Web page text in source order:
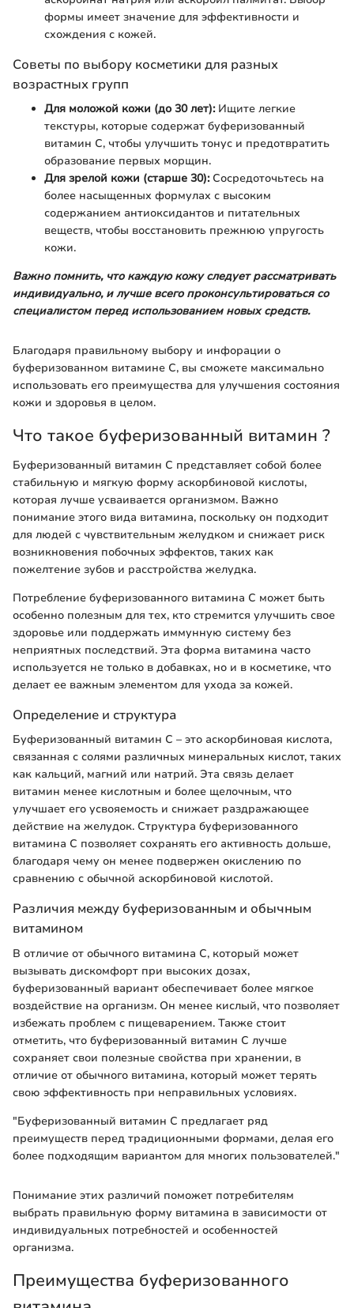
формы имеет значение для эффективности и
схождения с кожей.
Советы по выбору косметики для разных
возрастных групп
Для моложой кожи (до 30 лет):Ищите легкие
текстуры, которые содержат буферизованный
витамин C, чтобы улучшить тонус и предотвратить
образование первых морщин.
Для зрелой кожи (старше 30):Сосредоточьтесь на
более насыщенных формулах с высоким
содержанием антиоксидантов и питательных
веществ, чтобы восстановить прежнюю упругость
кожи.
Важно помнить, что каждую кожу следует рассматривать
индивидуально, и лучше всего проконсультироваться со
специалистом перед использованием новых средств.
Благодаря правильному выбору и инфорации о
буферизованном витамине C, вы сможете максимально
использовать его преимущества для улучшения состояния
кожи и здоровья в целом.
Что такое буферизованный витамин ?
Буферизованный витамин C представляет собой более
стабильную и мягкую форму аскорбиновой кислоты,
которая лучше усваивается организмом. Важно
понимание этого вида витамина, поскольку он подходит
для людей с чувствительным желудком и снижает риск
возникновения побочных эффектов, таких как
пожелтение зубов и расстройства желудка.
Потребление буферизованного витамина C может быть
особенно полезным для тех, кто стремится улучшить свое
здоровье или поддержать иммунную систему без
неприятных последствий. Эта форма витамина часто
используется не только в добавках, но и в косметике, что
делает ее важным элементом для ухода за кожей.
Определение и структура
Буферизованный витамин C – это аскорбиновая кислота,
связанная с солями различных минеральных кислот, таких
как кальций, магний или натрий. Эта связь делает
витамин менее кислотным и более щелочным, что
улучшает его усвояемость и снижает раздражающее
действие на желудок. Структура буферизованного
витамина C позволяет сохранять его активность дольше,
благодаря чему он менее подвержен окислению по
сравнению с обычной аскорбиновой кислотой.
Различия между буферизованным и обычным
витамином
В отличие от обычного витамина C, который может
вызывать дискомфорт при высоких дозах,
буферизованный вариант обеспечивает более мягкое
воздействие на организм. Он менее кислый, что позволяет
избежать проблем с пищеварением. Также стоит
отметить, что буферизованный витамин C лучше
сохраняет свои полезные свойства при хранении, в
отличие от обычного витамина, который может терять
свою эффективность при неправильных условиях.
"Буферизованный витамин C предлагает ряд
преимуществ перед традиционными формами, делая его
более подходящим вариантом для многих пользователей."
Понимание этих различий поможет потребителям
выбрать правильную форму витамина в зависимости от
индивидуальных потребностей и особенностей
организма.
Преимущества буферизованного